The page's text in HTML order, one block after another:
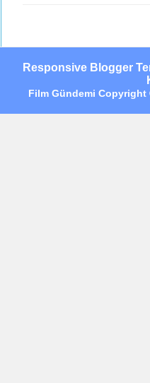
Responsive Blogger
Film Gündemi Copyright